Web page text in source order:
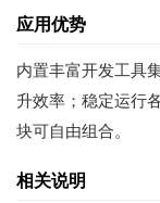
应用优势
内置丰富开发工具
升效率；稳定运行
块可自由组合。
相关说明